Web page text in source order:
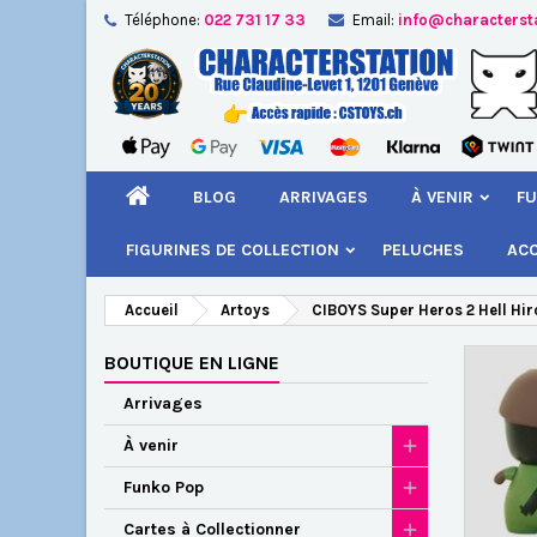
Téléphone: 022 731 17 33 Email:
BLOG ARRIVAGES À VENIR
FIGURINES DE COLLECTION PELUCHES
Accueil Artoys CIBOYS Super Heros 2 Hell
BOUTIQUE EN LIGNE
Arrivages
À venir
Funko Pop
Cartes à Collectionner